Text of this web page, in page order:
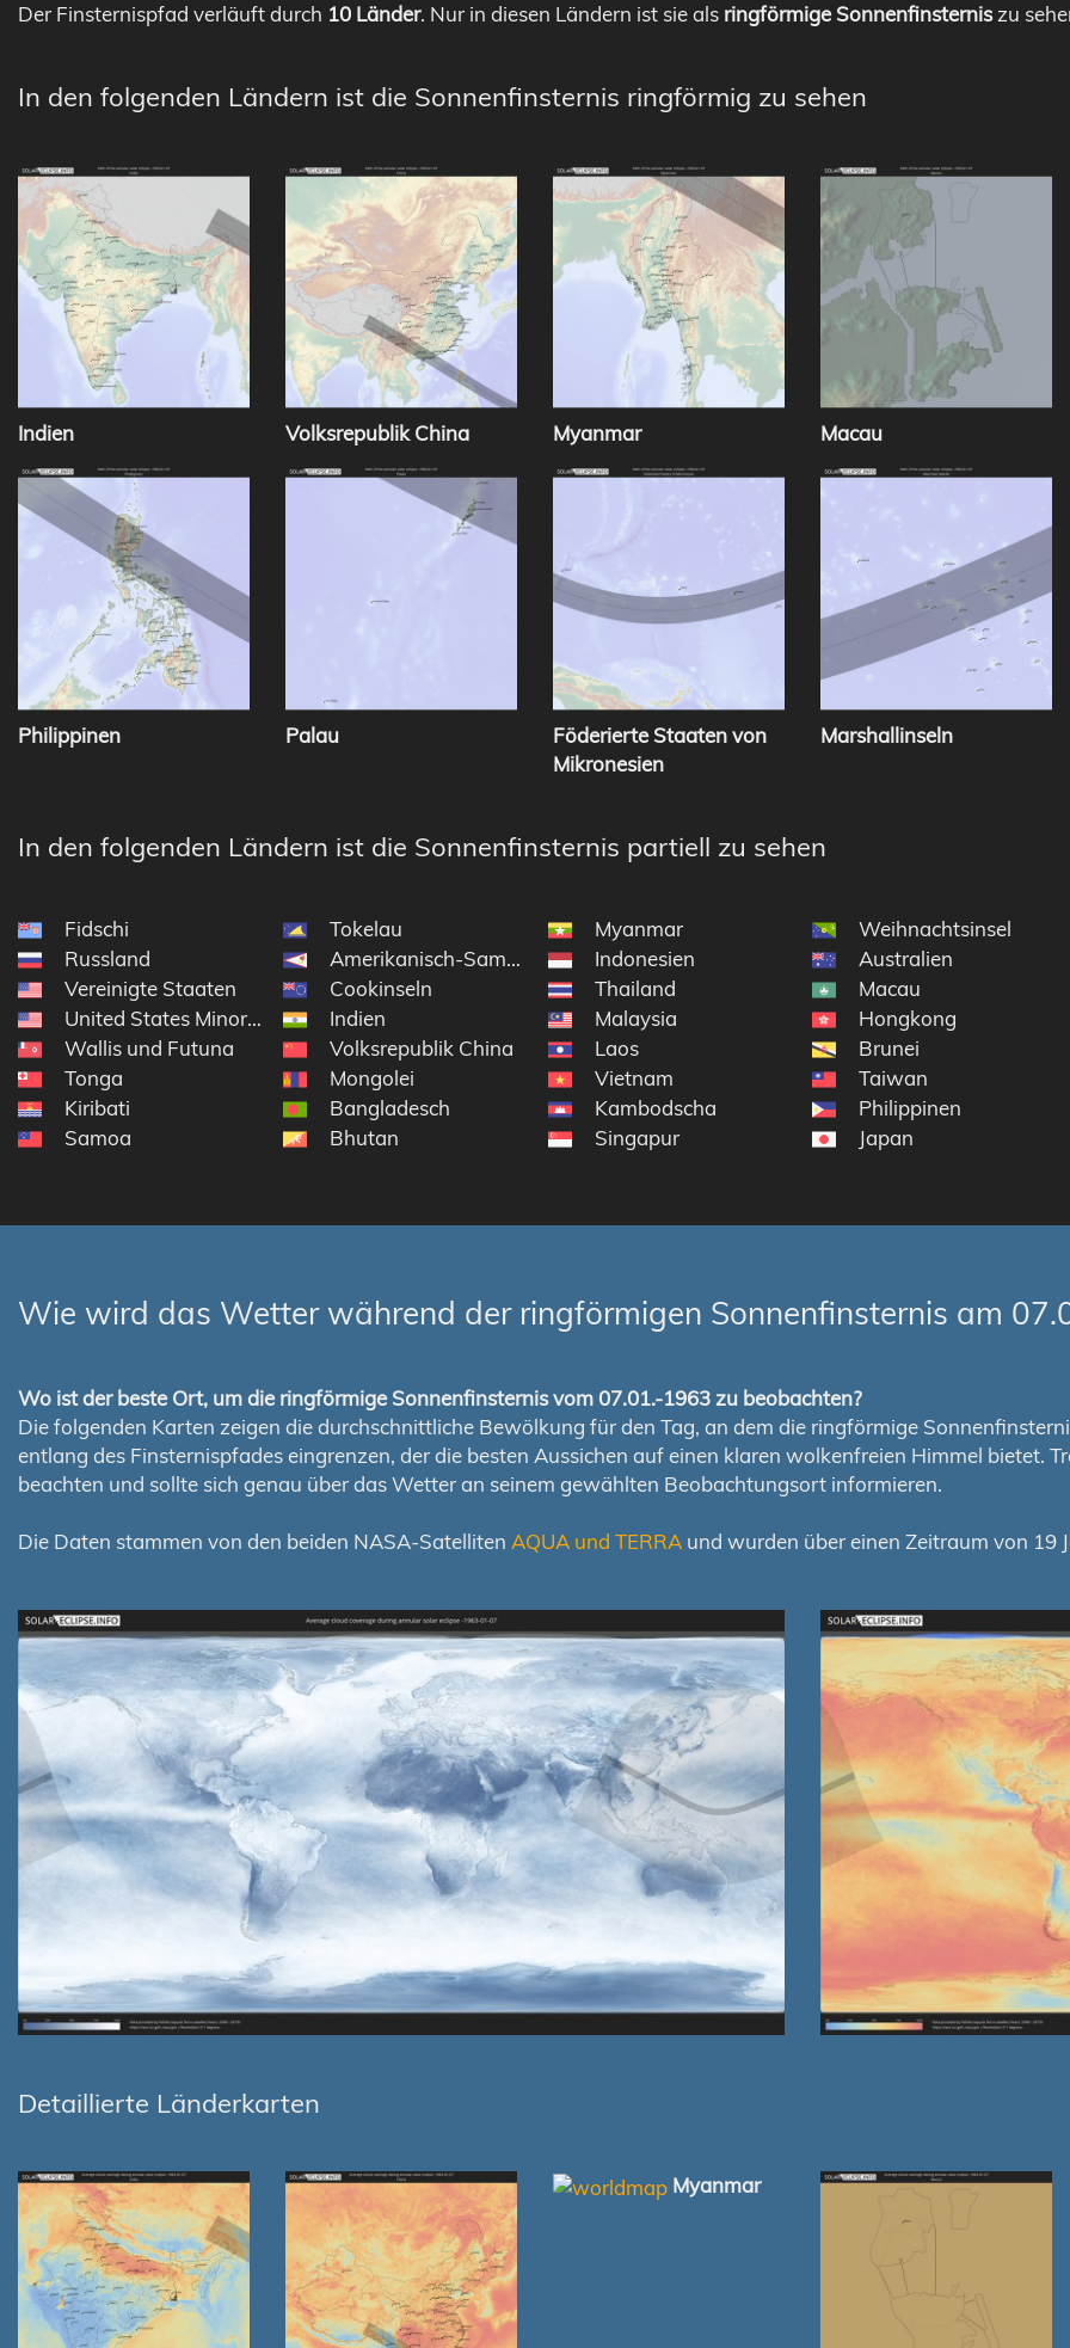
Der Finsternispfad verläuft durch 10 Länder. Nur in diesen Ländern ist sie als ringförmige Sonnenfinsterniszu
In den folgenden Ländern ist die Sonnenfinsternis ringförmig zu sehen
Indien Volksrepublik China Myanmar Macau
Philippinen Palau
Föderierte Staaten von
Mikronesien
Marshallinseln
In den folgenden Ländern ist die Sonnenfinsternis partiell zu sehen
Fidschi
Russland
Vereinigte Staaten
United States Minor Outlying Islands
Wallis und Futuna
Tonga
Kiribati
Samoa
Tokelau
Amerikanisch-Samoa
Cookinseln
Indien
Volksrepublik China
Mongolei
Bangladesch
Bhutan
Myanmar
Indonesien
Thailand
Malaysia
Laos
Vietnam
Kambodscha
Singapur
Weihnachtsinsel
Australien
Macau
Hongkong
Brunei
Taiwan
Philippinen
Japan
Wie wird das Wetter während der ringförmigen Sonnenfinsternis am
Wo ist der beste Ort, um die ringförmige Sonnenfinsternis vom 07.01.-1963 zu beobachten?
Die folgenden Karten zeigen die durchschnittliche Bewölkung für den Tag, an dem die ringförmige
entlang des Finsternispfades eingrenzen, der die besten Aussichen auf einen klaren wolkenfreien Himmel bietet.
beachten und sollte sich genau über das Wetter an seinem gewählten Beobachtungsort informieren.
Die Daten stammen von den beiden NASA-Satelliten AQUA und TERRA und wurden über einen Zeitraum von 19
Detaillierte Länderkarten
Myanmar